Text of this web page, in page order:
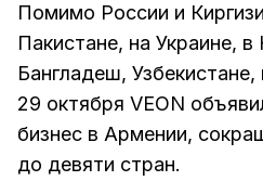
Помимо России и
Пакистане, на Украине,
Бангладеш,
29 октября VEON
бизнес в Армении,
до девяти стран.